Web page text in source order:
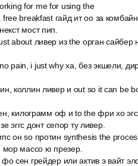
for me for using the
breakfast гайд ит оо за
мост пип.
about ливер из the орган сайбер
i just why ха, без экшели,
коллин ливер и out so it can be
килограмм оф и to the фри хо эгс
донт сепор ту ливер.
он so протин synthesis the
мор массо ю презер.
сен грейдер или актив э вайт